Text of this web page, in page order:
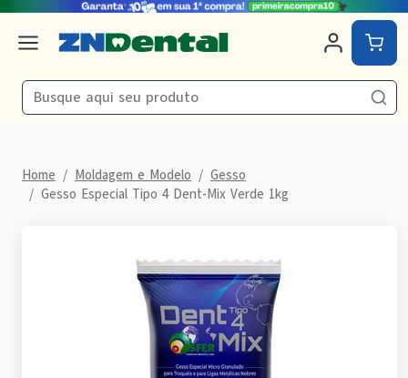
Home Moldagem e Modelo
Gesso
Gesso Especial Tipo 4 Dent-Mix Verde 1kg